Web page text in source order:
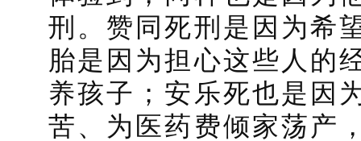
刑。赞同死刑是因为希
胎是因为担心这些人的
养孩子；安乐死也是因
苦、为医药费倾家荡产